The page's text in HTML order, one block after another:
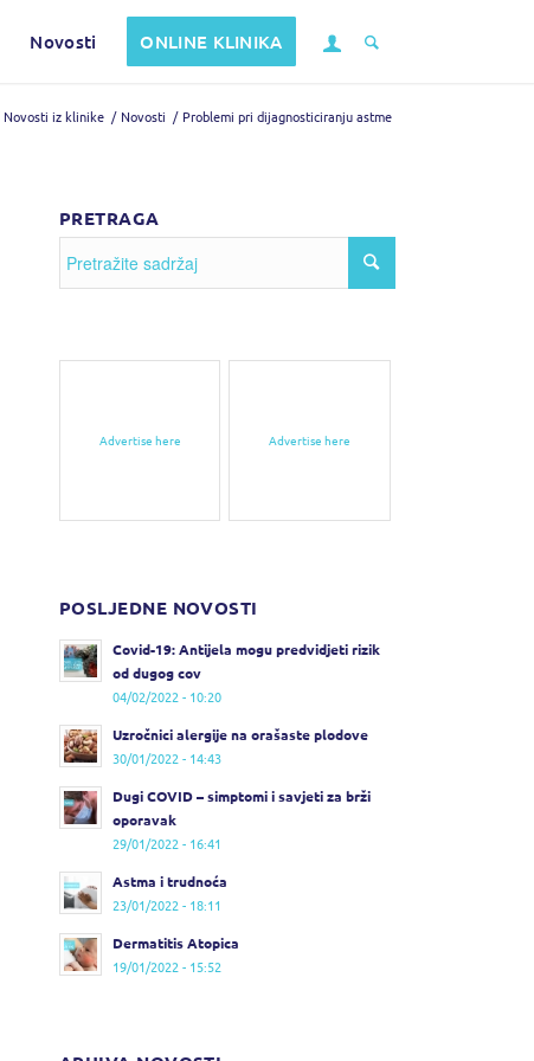
Novosti ONLINE KLINIKA
Novosti iz klinike / Novosti / Problemi pri dijagnosticiranju astme
PRETRAGA
Advertise here Advertise here
POSLJEDNE NOVOSTI
Covid-19: Antijela mogu predvidjeti rizik
od dugog cov
04/02/2022 - 10:20
Uzročnici alergije na orašaste plodove
30/01/2022 - 14:43
Dugi COVID – simptomi i savjeti za brži
oporavak
29/01/2022 - 16:41
Astma i trudnoća
23/01/2022 - 18:11
Dermatitis Atopica
19/01/2022 - 15:52